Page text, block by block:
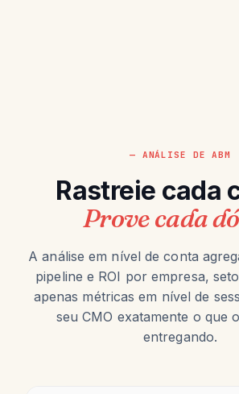
— ANÁLISE DE ABM
Rastreie cada
Prove cada
A análise em nível de conta
pipeline e ROI por empresa,
apenas métricas em nível de
seu CMO exatamente o que
entregando.